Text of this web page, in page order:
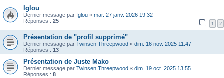
Iglou
Dernier message par Iglou « mar. 27 janv. 2026 19:32
Réponses : 25 1 2
Présentation de "profil supprimé"
Dernier message par Twinsen Threepwood « dim. 16 nov. 2025 11:47
Réponses : 13
Présentation de Juste Mako
Dernier message par Twinsen Threepwood « dim. 19 oct. 2025 13:55
Réponses : 8